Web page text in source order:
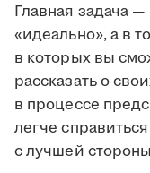
Главная задача
«идеально», а в
в которых вы
рассказать о
в процессе
легче
с лучшей